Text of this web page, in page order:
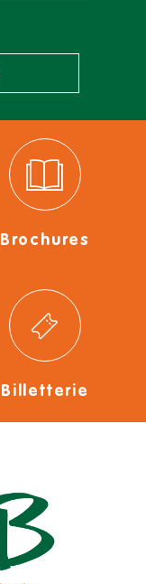
Brochures
Billetterie